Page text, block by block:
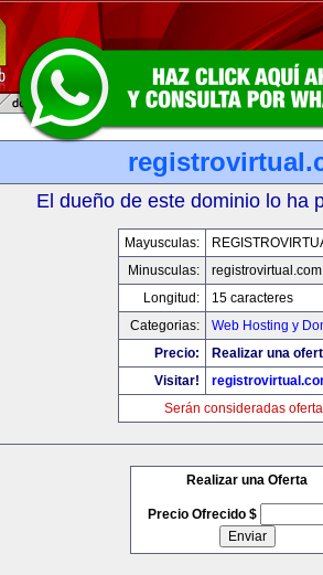
El dueño de este dominio lo ha
Mayusculas:
Minusculas:
registrovirtual.com
Longitud:
15 caracteres
Categorias:
Web Hosting y
Precio:
Realizar una
Visitar!
Serán consideradas
Realizar una Oferta
Precio Ofrecido $